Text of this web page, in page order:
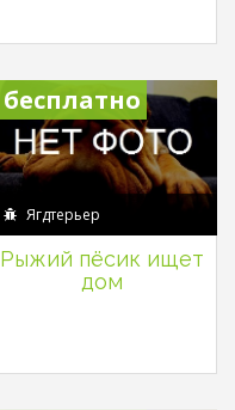
бесплатно
Ягдтерьер
Рыжий пёсик ищет
дом